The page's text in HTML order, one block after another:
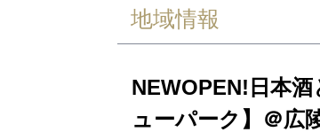
地域情報
NEWOPEN!日本
ューパーク】＠広